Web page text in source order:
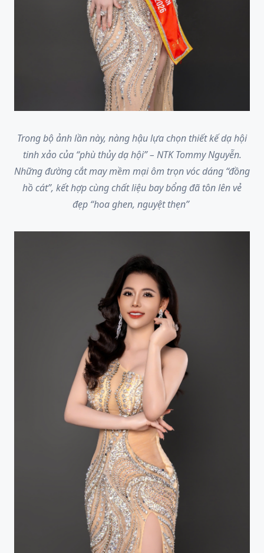
Trong bộ ảnh lần này, nàng hậu lựa chọn thiết kế dạ hội
tinh xảo của “phù thủy dạ hội” – NTK Tommy Nguyễn.
Những đường cắt may mềm mại ôm trọn vóc dáng “đồng
hồ cát”, kết hợp cùng chất liệu bay bổng đã tôn lên vẻ
đẹp “hoa ghen, nguyệt thẹn”